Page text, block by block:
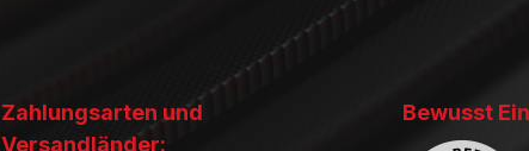
Zahlungsarten und
Versandländer:
Bewusst